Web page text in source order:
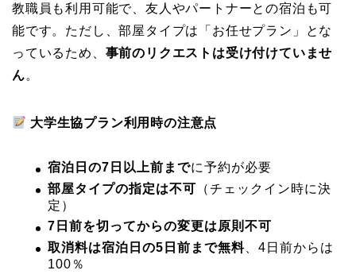
教職員も利用可能で、友人やパートナーとの宿泊も可
能です。ただし、部屋タイプは「お任せプラン」とな
っているため、 事前のリクエストは受け付けていませ
ん。
大学生協プラン利用時の注意点
宿泊日の7日以上前までに予約が必要
部屋タイプの指定は不可 （チェックイン時に決
定）
7日前を切ってからの変更は原則不可
取消料は宿泊日の5日前まで無料 、4日前からは
100％